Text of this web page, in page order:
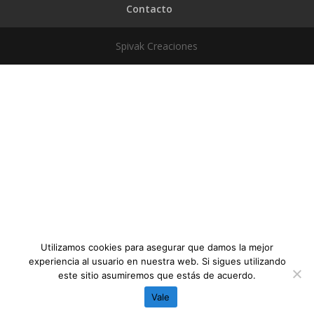
Contacto
Spivak Creaciones
Utilizamos cookies para asegurar que damos la mejor
experiencia al usuario en nuestra web. Si sigues utilizando
este sitio asumiremos que estás de acuerdo.
Vale